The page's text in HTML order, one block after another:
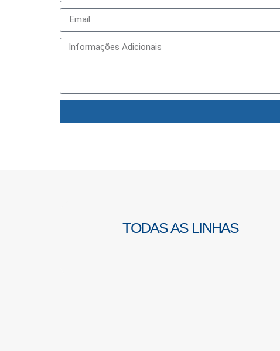
TODAS AS LINHAS